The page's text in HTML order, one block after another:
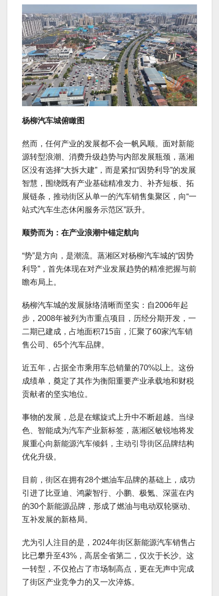
杨柳汽车城俯瞰图
然而，任何产业的发展都不会一帆风顺。面对新能
源转型浪潮、消费升级趋势与内部发展瓶颈，蒸湘
区没有选择“大拆大建”，而是紧扣“因势利导”的发展
智慧，围绕既有产业基础精准发力、补齐短板、拓
展链条，推动街区从单一的汽车销售集聚区，向“一
站式汽车生态休闲服务示范区”跃升。
顺势而为：在产业浪潮中锚定航向
“势”是方向，是潮流。蒸湘区对杨柳汽车城的“因势
利导”，首先体现在对产业发展趋势的精准把握与前
瞻布局上。
杨柳汽车城的发展脉络清晰而坚实：自2006年起
步，2008年被列为市重点项目，历经分期开发，一
二期已建成，占地面积715亩，汇聚了60家汽车销
售公司、65个汽车品牌。
近五年，占据全市乘用车总销量的70%以上。这份
成绩单，奠定了其作为衡阳重要产业承载地和财税
贡献者的坚实地位。
事物的发展，总是在螺旋式上升中不断超越。当绿
色、智能成为汽车产业新标签，蒸湘区敏锐地将发
展重心向新能源汽车倾斜，主动引导街区品牌结构
优化升级。
目前，街区在拥有28个燃油车品牌的基础上，成功
引进了比亚迪、鸿蒙智行、小鹏、极氪、深蓝在内
的30个新能源品牌，形成了燃油与电动双轮驱动、
互补发展的新格局。
尤为引人注目的是，2024年街区新能源汽车销售占
比已攀升至43%，高居全省第二，仅次于长沙。这
一转型，不仅抢占了市场制高点，更在无声中完成
了街区产业竞争力的又一次淬炼。